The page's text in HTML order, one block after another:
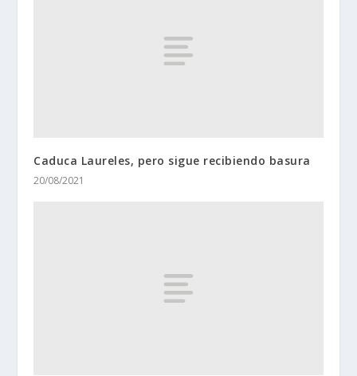
Caduca Laureles, pero sigue recibiendo basura
20/08/2021